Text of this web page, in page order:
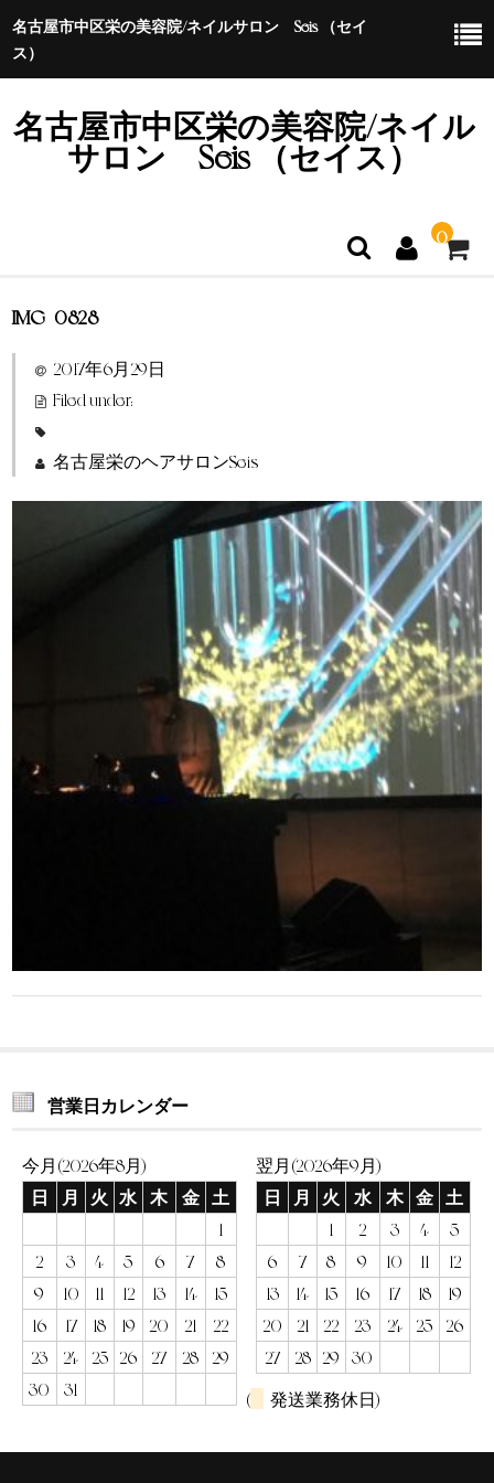
名古屋市中区栄の美容院/ネイルサロン Seis （セイ
ス）
名古屋市中区栄の美容院/ネイル
サロン Seis （セイス）
0
ホーム
特定商取引法に基づく表示
IMG_0828
2017年6月29日
Filed under:
名古屋栄のヘアサロンSeis
営業日カレンダー
今月(2026年8月)
日
月 火 水 木 金
土
1
2
3 4 5 6 7
8
9
10 11 12 13 14
15
16
17 18 19 20 21
22
23
24 25 26 27 28
29
30
31
翌月(2026年9月)
日
月 火 水 木 金
土
1
2 3 4
5
6
7 8 9 10 11
12
13
14 15 16 17 18
19
20
21 22 23 24 25
26
27
28 29
30
(
発送業務休日)